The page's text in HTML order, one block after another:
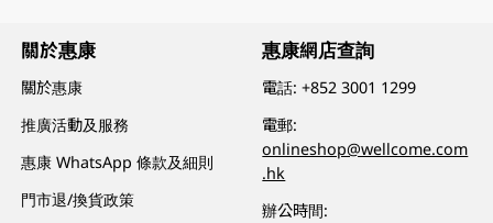
關於惠康
關於惠康
推廣活動及服務
惠康 WhatsApp 條款及細則
門市退/換貨政策
惠康網店查詢
電話:+852 3001 1299
電郵:
onlineshop@wellcome.com
.hk
辦公時間: